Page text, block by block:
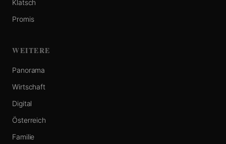
Klatsch
Promis
WEITERE
Panorama
Wirtschaft
Digital
Österreich
Familie